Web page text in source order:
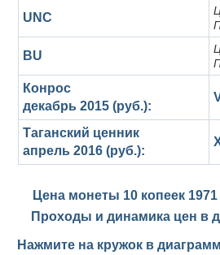
UNC
BU
Конрос
декабрь 2015 (руб.):
Таганский ценник
апрель 2016 (руб.):
Цена монеты 10 копеек 1971
Проходы и динамика цен в
Нажмите на кружок в